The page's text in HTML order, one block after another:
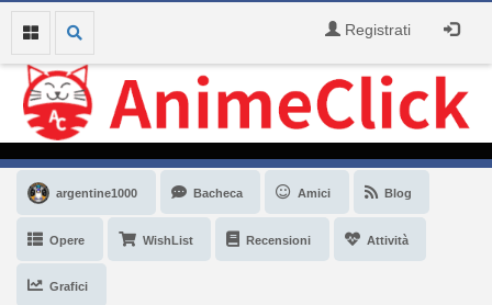
Registrati
argentine1000 Bacheca Amici Blog
Opere WishList Recensioni Attività
Grafici